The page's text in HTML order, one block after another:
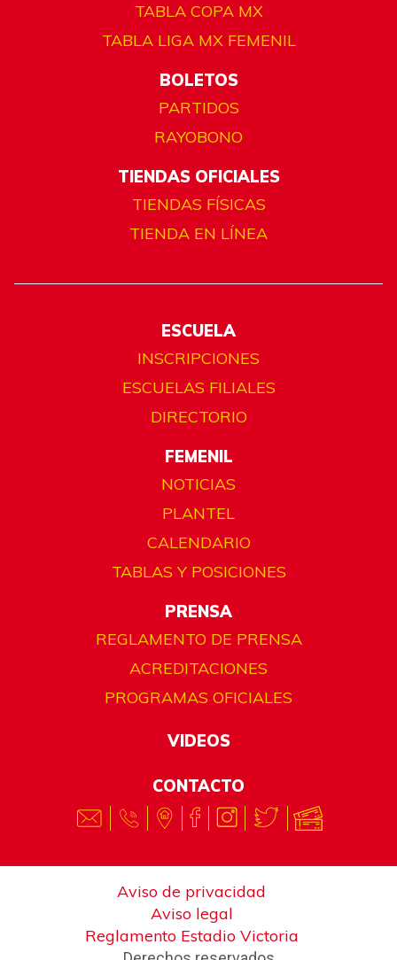
TABLA COPA MX
TABLA LIGA MX FEMENIL
BOLETOS
PARTIDOS
RAYOBONO
TIENDAS OFICIALES
TIENDAS FÍSICAS
TIENDA EN LÍNEA
ESCUELA
INSCRIPCIONES
ESCUELAS FILIALES
DIRECTORIO
FEMENIL
NOTICIAS
PLANTEL
CALENDARIO
TABLAS Y POSICIONES
PRENSA
REGLAMENTO DE PRENSA
ACREDITACIONES
PROGRAMAS OFICIALES
VIDEOS
CONTACTO
Aviso de privacidad
Aviso legal
Reglamento Estadio Victoria